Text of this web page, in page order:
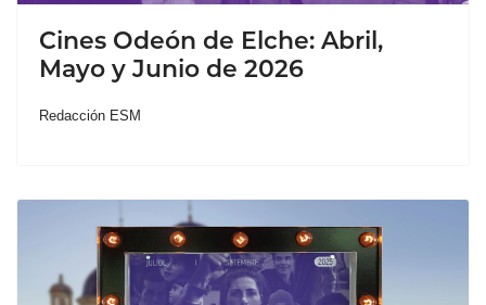
Cines Odeón de Elche: Abril,
Mayo y Junio de 2026
Redacción ESM